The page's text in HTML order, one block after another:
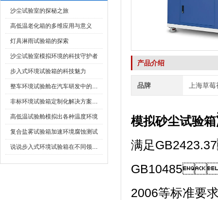
沙尘试验室的探秘之旅
高低温老化箱的多维应用与意义
灯具淋雨试验箱的探索
沙尘试验室模拟环境的科技守护者
步入式环境试验箱的科技魅力
整车环境试验舱在汽车研发中的作用
非标环境试验箱定制化解决方案在可靠性测试中的重要性
高低温试验舱模拟出各种温度环境
复合盐雾试验箱加速环境腐蚀测试
说说步入式环境试验箱在不同领域的应用
产品介绍
品牌 上海草
模拟砂尘试验箱
满足
2006等标准要求